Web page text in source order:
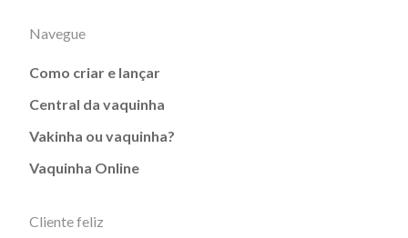
Navegue
Como criar e lançar
Central da vaquinha
Vakinha ou vaquinha?
Vaquinha Online
Cliente feliz